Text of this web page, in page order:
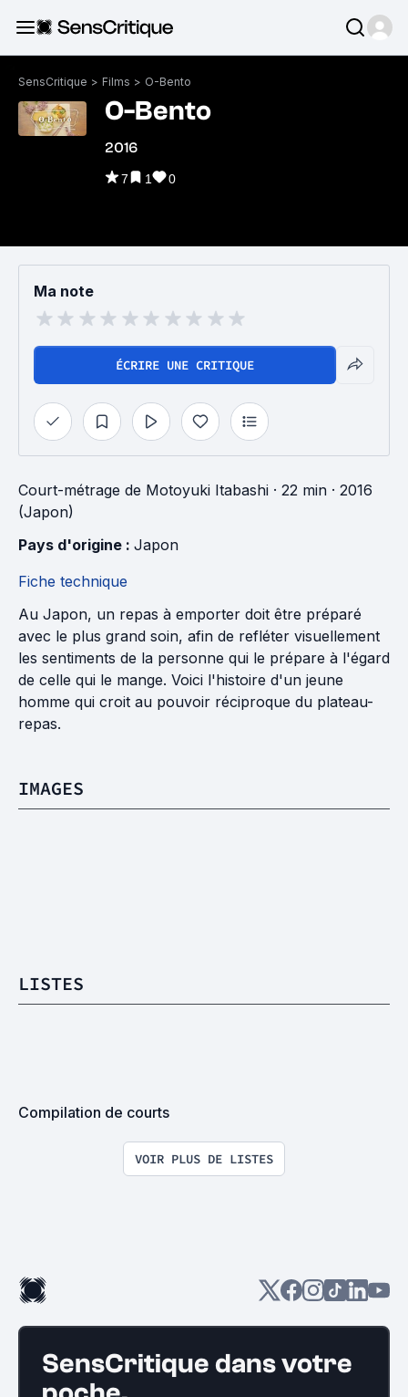
SensCritique > Films > O-Bento
O-Bento
2016
7 1 0
Ma note
ÉCRIRE UNE CRITIQUE
Court-métrage de Motoyuki Itabashi · 22 min · 2016
(Japon)
Pays d'origine : Japon
Fiche technique
Au Japon, un repas à emporter doit être préparé
avec le plus grand soin, afin de refléter visuellement
les sentiments de la personne qui le prépare à l'égard
de celle qui le mange. Voici l'histoire d'un jeune
homme qui croit au pouvoir réciproque du plateau-
repas.
IMAGES
LISTES
Compilation de courts
VOIR PLUS DE LISTES
SensCritique dans votre